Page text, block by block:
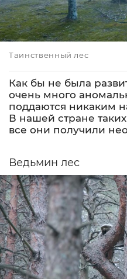
Таинственный лес
Как бы не была
очень много
поддаются никаким
В нашей стране
все они получили
Ведьмин лес